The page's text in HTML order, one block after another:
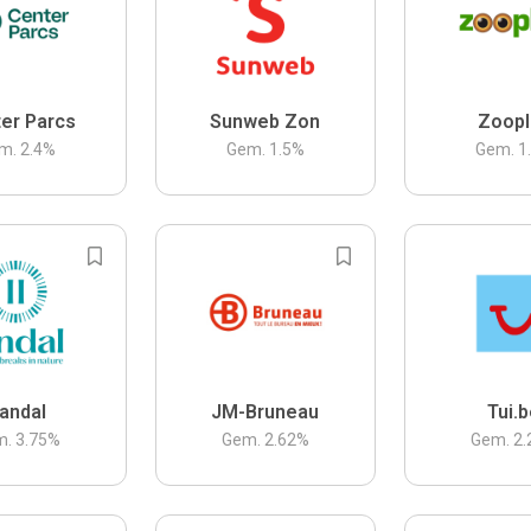
Parcs
2.4%
Sunweb Zon
Gem. 1.5% Gem.
3.75%
JM-Bruneau
Gem. 2.62% Gem.